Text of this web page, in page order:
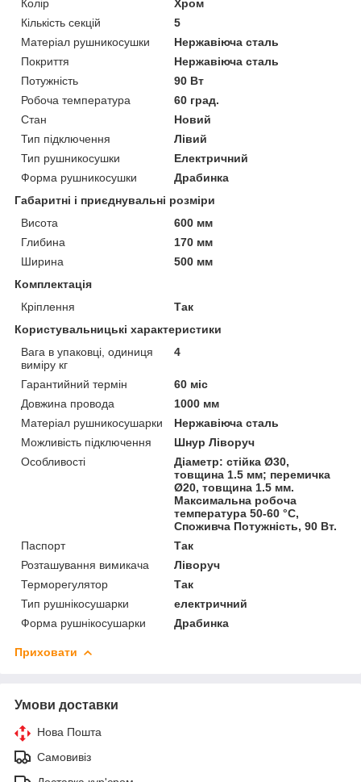
Колір
Хром
Кількість секцій
5
Матеріал рушникосушки
Нержавіюча сталь
Покриття
Нержавіюча сталь
Потужність
90 Вт
Робоча температура
60 град.
Стан
Новий
Тип підключення
Лівий
Тип рушникосушки
Електричний
Форма рушникосушки
Драбинка
Габаритні і приєднувальні розміри
Висота
600 мм
Глибина
170 мм
Ширина
500 мм
Комплектація
Кріплення
Так
Користувальницькі характеристики
Вага в упаковці, одиниця
виміру кг
4
Гарантийний термін
60 міс
Довжина провода
1000 мм
Матеріал рушникосушарки
Нержавіюча сталь
Можливість підключення
Шнур Ліворуч
Особливості
Діаметр: стійка Ø30,
товщина 1.5 мм; перемичка
Ø20, товщина 1.5 мм.
Максимальна робоча
температура 50-60 °C,
Споживча Потужність, 90 Вт.
Паспорт
Так
Розташування вимикача
Ліворуч
Терморегулятор
Так
Тип рушнікосушарки
електричний
Форма рушнікосушарки
Драбинка
Приховати
Умови доставки
Нова Пошта
Самовивіз